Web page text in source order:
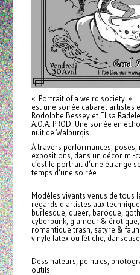
« Portrait of a weird society »
est une soirée cabaret artistes
Rodolphe Bessey et Elisa
A.O.A. PROD. Une soirée en
nuit de Walpurgis.
À travers performances, poses,
expositions, dans un décor mi-
c’est le portrait d’une étrange
temps d’une soirée.
Modèles vivants venus de tous
regards d'artistes aux
burlesque, queer, baroque,
cyberpunk, glamour &
romantique trash, satyre &
vinyle latex ou fétiche,
Dessinateurs, peintres,
outils !